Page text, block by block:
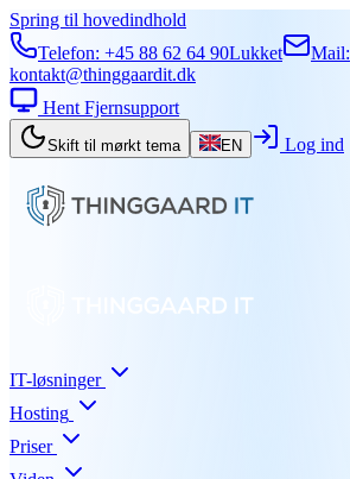
Spring til hovedindhold
Telefon: +45 88 62 64 90Lukket
Mail:
kontakt@thinggaardit.dk
Hent Fjernsupport
Skift til mørkt tema EN Log ind
IT-løsninger
Hosting
Priser